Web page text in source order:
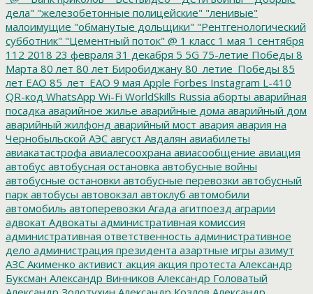
дела" "железобетонные полицейские" "ленивые"
малоимущие "обманутые дольщики" "Рентгенологический
субботник" "Цементный поток" @ 1 класс 1 мая 1 сентября
112 2018 23 февраля 31 декабря 5 5G 75-летие Победы 8
Марта 80 лет 80 лет Биробиджану 80_летие_Победы 85
лет ЕАО 85_лет_ЕАО 9 мая Apple Forbes Instagram L-410
QR-код WhatsApp Wi-Fi WorldSkills Russia аборты аварийная
посадка аварийное жилье аварийные дома аварийный дом
аварийный жилфонд аварийный мост авария авария на
Чернобыльской АЭС август Авдалян авиабилеты
авиакатастрофа авиалесоохрана авиасообщение авиация
автобус автобусная остановка автобусные войны
автобусные остановки автобусные перевозки автобусный
парк автобусы автовокзал автоклуб автомобили
автомобиль автоперевозки Агада агитпоезд аграрии
адвокат Адвокаты административная комиссия
административная ответственность административное
дело администрация президента азартные игры азимут
АЗС Акименко активист акция акция протеста Александр
Буксман Александр Винников Александр Головатый